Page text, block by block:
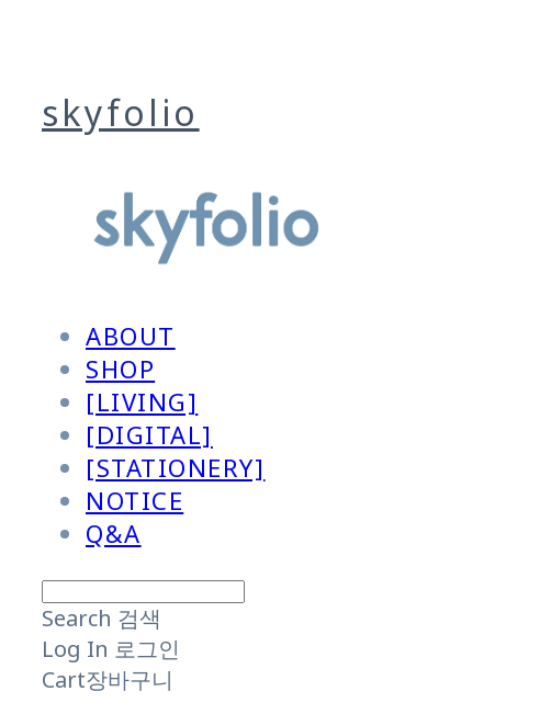
skyfolio
ABOUT
SHOP
[LIVING]
[DIGITAL]
[STATIONERY]
NOTICE
Q&A
Search 검색
Log In 로그인
Cart장바구니